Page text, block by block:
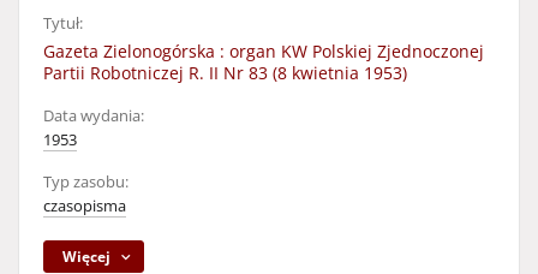
Tytuł:
Gazeta Zielonogórska : organ KW Polskiej Zjednoczonej
Partii Robotniczej R. II Nr 83 (8 kwietnia 1953)
Data wydania:
1953
Typ zasobu:
czasopisma
Więcej